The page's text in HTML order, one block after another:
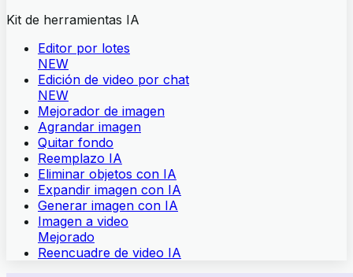
Kit de herramientas IA
Editor por lotes
NEW
Edición de video por chat
NEW
Mejorador de imagen
Agrandar imagen
Quitar fondo
Reemplazo IA
Eliminar objetos con IA
Expandir imagen con IA
Generar imagen con IA
Imagen a video
Mejorado
Reencuadre de video IA